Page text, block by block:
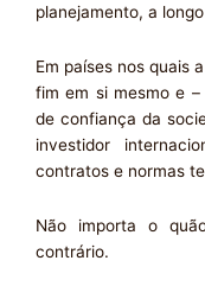
planejamento, a
Em países nos quais
fim em si mesmo e
de confiança da
investidor
contratos e normas
Não importa o
contrário.